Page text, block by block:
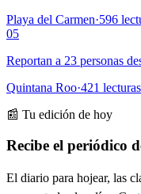
Playa del Carmen·596
05
Reportan a 23 personas
Quintana Roo·421 lecturas
📰 Tu edición de hoy
Recibe el periódico
El diario para hojear, las